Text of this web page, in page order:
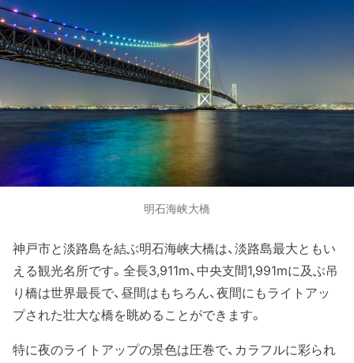
明石海峡大橋
神戸市と淡路島を結ぶ明石海峡大橋は、淡路島最大ともい
える観光名所です。全長3,911m、中央支間1,991mに及ぶ吊
り橋は世界最長で、昼間はもちろん、夜間にもライトアッ
プされた壮大な橋を眺めることができます。
特に夜のライトアップの景色は圧巻で、カラフルに彩られ